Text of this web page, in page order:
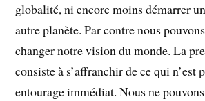
globalité, ni encore moins démarrer
autre planète. Par contre nous
changer notre vision du monde. La
consiste à s’affranchir de ce qui n’est
entourage immédiat. Nous ne